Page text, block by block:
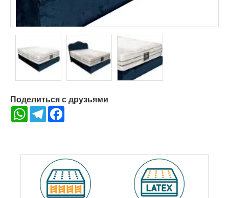
Поделиться с друзьями
WhatsAppTelegram